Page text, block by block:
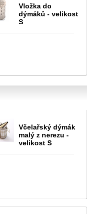
Vložka do
dýmáků - velikost
S
Včelařský dýmák
malý z nerezu -
velikost S